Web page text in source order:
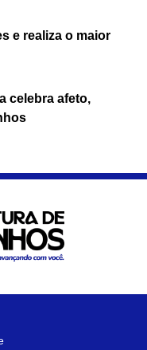
e realiza o maior
celebra afeto,